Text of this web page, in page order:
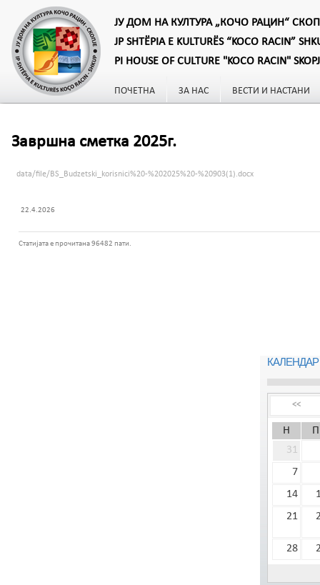
ЈУ ДОМ НА КУЛТУРА „КОЧО РАЦИН“
JP SHTËPIA E KULTURËS “KOCO RACIN”
PI HOUSE OF CULTURE "KOCO RACIN"
ПОЧЕТНА ЗА НАС ВЕСТИ И НАСТАНИ
Завршна сметка 2025г.
data/file/BS_Budzetski_korisnici%20-%202025%20-%20903(1).docx
22.4.2026
Статијата е прочитана 96482 пати.
<<
Н
П
31
7
14
21
28